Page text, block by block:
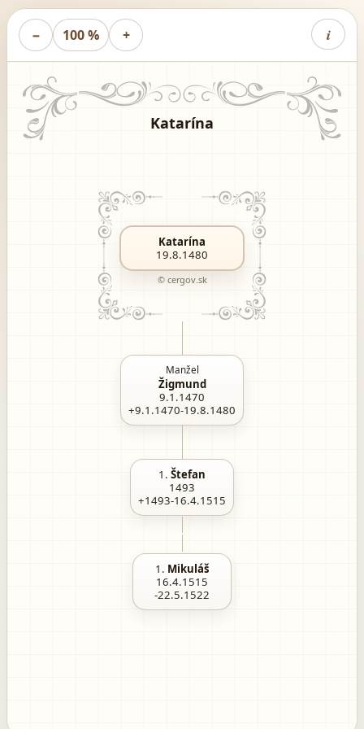
− 100 % + i
Katarína
Katarína
19.8.1480
© cergov.sk
Manžel
Žigmund
9.1.1470
+9.1.1470-19.8.1480
1. Štefan
1493
+1493-16.4.1515
1. Mikuláš
16.4.1515
-22.5.1522